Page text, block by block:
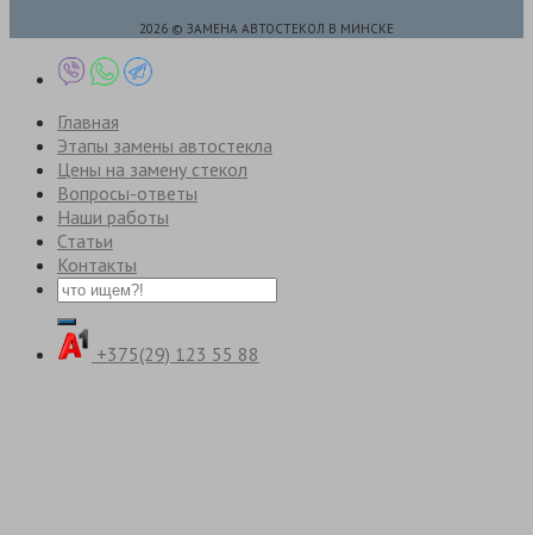
2026 © ЗАМЕНА АВТОСТЕКОЛ В МИНСКЕ
Главная
Этапы замены автостекла
Цены на замену стекол
Вопросы-ответы
Наши работы
Статьи
Контакты
+375(29) 123 55 88